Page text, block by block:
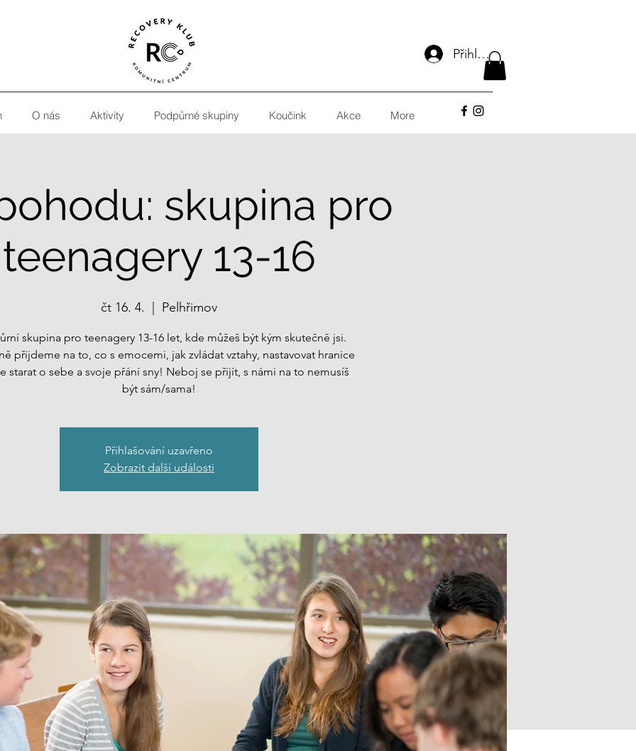
Přihlásit se
O nás Aktivity Podpůrné skupiny Koučink Akce More
skupina pro
teenagery 13-16
čt 16. 4.
  |
Pelhřimov
skupina pro teenagery 13-16 let, kde můžeš být kým skutečně jsi.
přijdeme na to, co s emocemi, jak zvládat vztahy, nastavovat hranice
starat o sebe a svoje přání sny! Neboj se přijít, s námi na to nemusíš
být sám/sama!
Přihlašování uzavřeno
Zobrazit další události